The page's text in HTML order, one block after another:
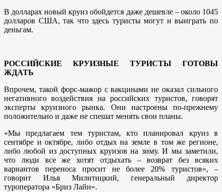
В долларах новый круиз обойдется даже дешевле – около 1045
долларов США, так что здесь туристы могут и выиграть по
деньгам.
РОССИЙСКИЕ КРУИЗНЫЕ ТУРИСТЫ ГОТОВЫ
ЖДАТЬ
Впрочем, такой форс-мажор с вакцинами не оказал сильного
негативного воздействия на российских туристов, говорят
эксперты круизного рынка. Они настроены по-прежнему
положительно и даже не спешат менять свои планы.
«Мы предлагаем тем туристам, кто планировал круиз в
сентябре и октябре, либо отдых на земле в том же регионе,
либо любой из доступных круизов на зиму. И мы заметили,
что люди все же хотят отдыхать – возврат без всяких
вариантов переноса просит не более 20% туристов», –
говорит Илья Милитицкий, генеральный директор
туроператора «Бриз Лайн».